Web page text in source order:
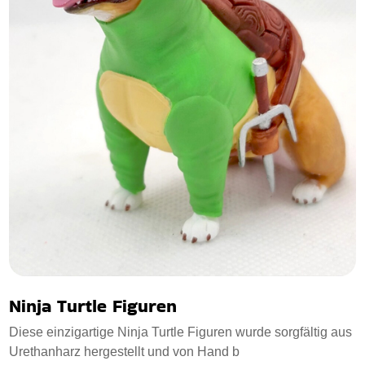
Ninja Turtle Figuren
Diese einzigartige Ninja Turtle Figuren wurde sorgfältig aus
Urethanharz hergestellt und von Hand b